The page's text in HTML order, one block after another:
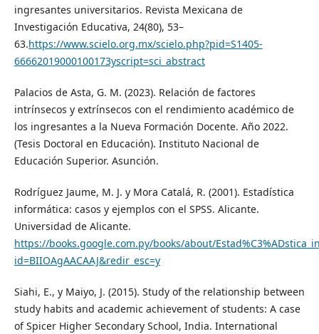
ingresantes universitarios. Revista Mexicana de
Investigación Educativa, 24(80), 53–
63.https://www.scielo.org.mx/scielo.php?pid=S1405-
66662019000100173yscript=sci_abstract
Palacios de Asta, G. M. (2023). Relación de factores
intrínsecos y extrínsecos con el rendimiento académico de
los ingresantes a la Nueva Formación Docente. Año 2022.
(Tesis Doctoral en Educación). Instituto Nacional de
Educación Superior. Asunción.
Rodríguez Jaume, M. J. y Mora Catalá, R. (2001). Estadística
informática: casos y ejemplos con el SPSS. Alicante.
Universidad de Alicante.
https://books.google.com.py/books/about/
id=BIIOAgAACAAJ&redir_esc=y
Siahi, E., y Maiyo, J. (2015). Study of the relationship between
study habits and academic achievement of students: A case
of Spicer Higher Secondary School, India. International